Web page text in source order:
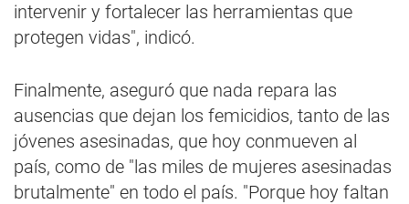
intervenir y fortalecer las herramientas que
protegen vidas", indicó.
Finalmente, aseguró que nada repara las
ausencias que dejan los femicidios, tanto de las
jóvenes asesinadas, que hoy conmueven al
país, como de "las miles de mujeres asesinadas
brutalmente" en todo el país. "Porque hoy faltan